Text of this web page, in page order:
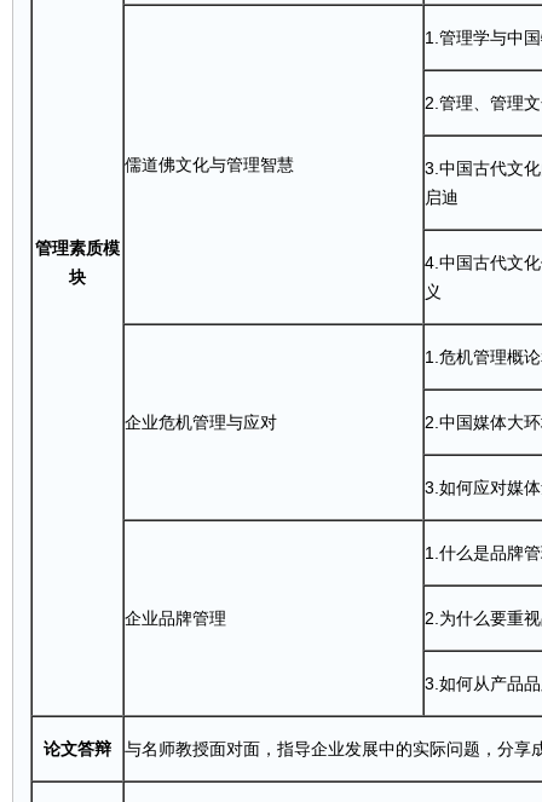
管理素质模
块
儒道佛文化与管理智慧
1.管理学与中
2.管理、管理
3.中国古代文
启迪
4.中国古代文
义
企业危机管理与应对
1.危机管理概
2.中国媒体大
3.如何应对媒
企业品牌管理
1.什么是品牌
2.为什么要重
3.如何从产品
论文答辩 与名师教授面对面，指导企业发展中的实际问题，分享